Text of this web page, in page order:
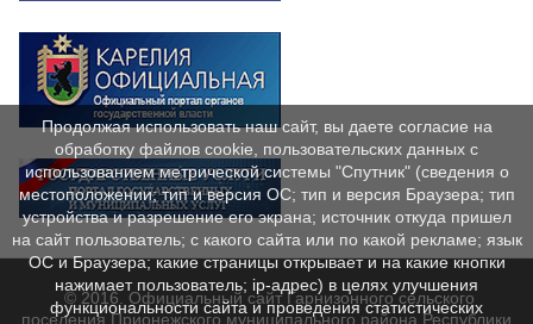
© 2016. Официальный сайт Гарнизонного сельского
поселения Прионежского муниципального района Республики
Продолжая использовать наш сайт, вы даете согласие на
обработку файлов cookie, пользовательских данных с
использованием метрической системы "Спутник" (сведения о
местоположении; тип и версия ОС; тип и версия Браузера; тип
устройства и разрешение его экрана; источник откуда пришел
на сайт пользователь; с какого сайта или по какой рекламе; язык
ОС и Браузера; какие страницы открывает и на какие кнопки
нажимает пользователь; ip-адрес) в целях улучшения
функциональности сайта и проведения статистических